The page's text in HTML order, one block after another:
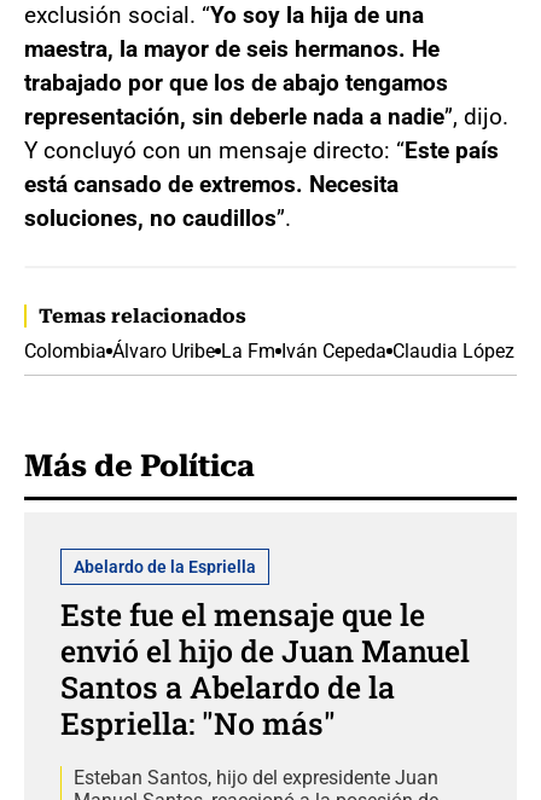
exclusión social. “Yo soy la hija de una
maestra, la mayor de seis hermanos. He
trabajado por que los de abajo tengamos
representación, sin deberle nada a nadie”, dijo.
Y concluyó con un mensaje directo: “Este país
está cansado de extremos. Necesita
soluciones, no caudillos”.
Temas relacionados
Colombia Álvaro Uribe La Fm Iván Cepeda Claudia López
Más de Política
Abelardo de la Espriella
Este fue el mensaje que le
envió el hijo de Juan Manuel
Santos a Abelardo de la
Espriella: "No más"
Esteban Santos, hijo del expresidente Juan